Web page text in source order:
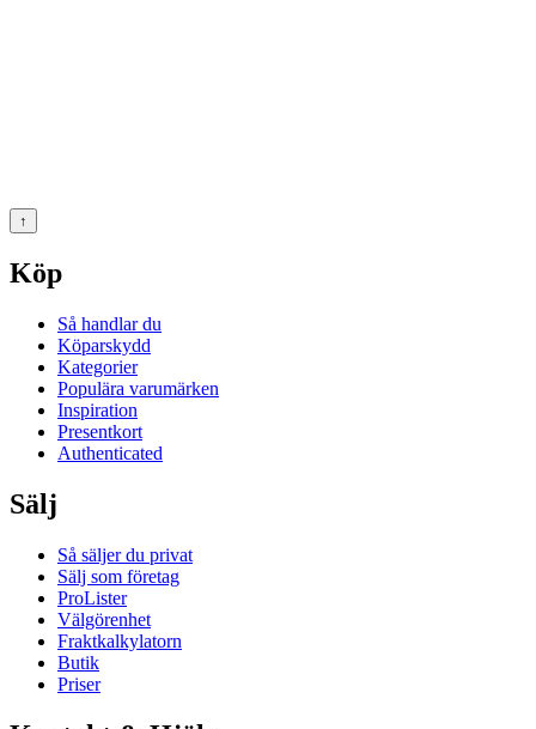
↑
Köp
Så handlar du
Köparskydd
Kategorier
Populära varumärken
Inspiration
Presentkort
Authenticated
Sälj
Så säljer du privat
Sälj som företag
ProLister
Välgörenhet
Fraktkalkylatorn
Butik
Priser